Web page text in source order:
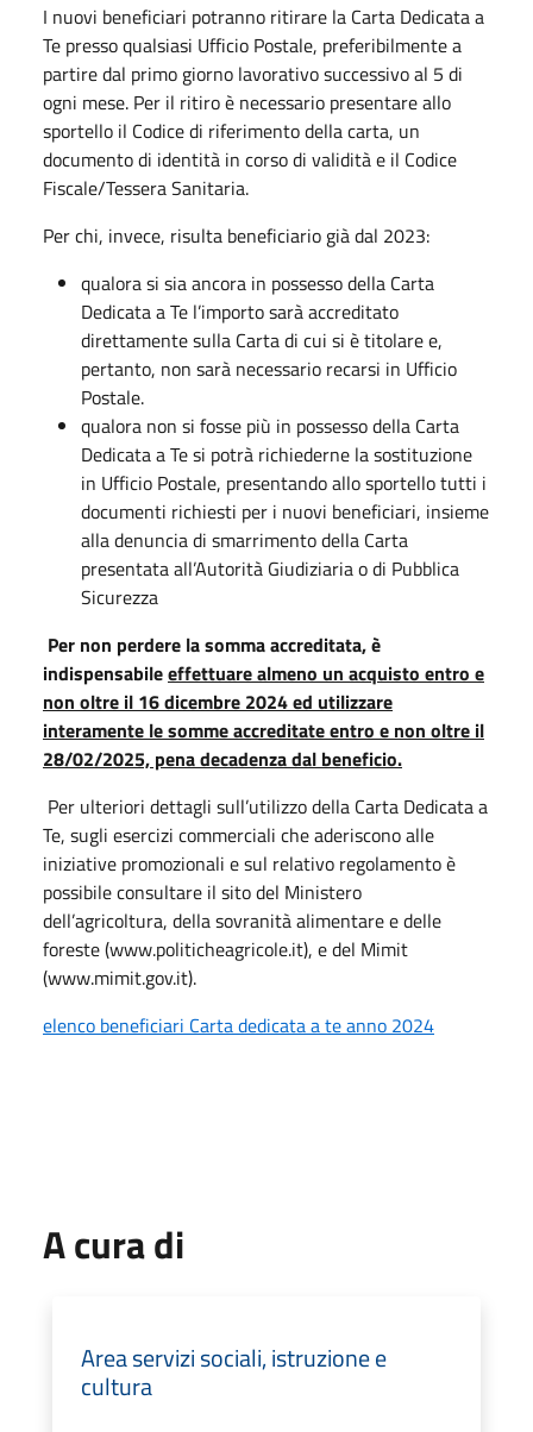
I nuovi beneficiari potranno ritirare la Carta Dedicata a
Te presso qualsiasi Ufficio Postale, preferibilmente a
partire dal primo giorno lavorativo successivo al 5 di
ogni mese. Per il ritiro è necessario presentare allo
sportello il Codice di riferimento della carta, un
documento di identità in corso di validità e il Codice
Fiscale/Tessera Sanitaria.
Per chi, invece, risulta beneficiario già dal 2023:
qualora si sia ancora in possesso della Carta
Dedicata a Te l’importo sarà accreditato
direttamente sulla Carta di cui si è titolare e,
pertanto, non sarà necessario recarsi in Ufficio
Postale.
qualora non si fosse più in possesso della Carta
Dedicata a Te si potrà richiederne la sostituzione
in Ufficio Postale, presentando allo sportello tutti i
documenti richiesti per i nuovi beneficiari, insieme
alla denuncia di smarrimento della Carta
presentata all’Autorità Giudiziaria o di Pubblica
Sicurezza
Per non perdere la somma accreditata, è
indispensabileeffettuare almeno un acquisto entro e
non oltre il 16 dicembre 2024ed utilizzare
interamente le somme accreditate entro e non oltre il
28/02/2025, pena decadenza dal beneficio.
Per ulteriori dettagli sull’utilizzo della Carta Dedicata a
Te, sugli esercizi commerciali che aderiscono alle
iniziative promozionali e sul relativo regolamento è
possibile consultare il sito del Ministero
dell’agricoltura, della sovranità alimentare e delle
foreste (www.politicheagricole.it), e del Mimit
(www.mimit.gov.it).
elenco beneficiari Carta dedicata a te anno 2024
A cura di
Area servizi sociali, istruzione e
cultura